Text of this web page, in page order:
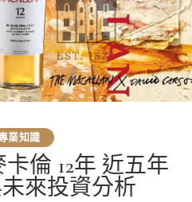
業知識
倫 12年 近五年
來投資分析